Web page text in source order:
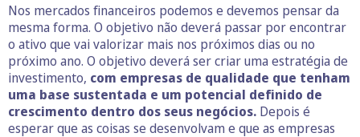
Nos mercados financeiros podemos e devemos pensar da
mesma forma. O objetivo não deverá passar por encontrar
o ativo que vai valorizar mais nos próximos dias ou no
próximo ano. O objetivo deverá ser criar uma estratégia de
investimento, com empresas de qualidade que tenham
uma base sustentada e um potencial definido de
crescimento dentro dos seus negócios. Depois é
esperar que as coisas se desenvolvam e que as empresas